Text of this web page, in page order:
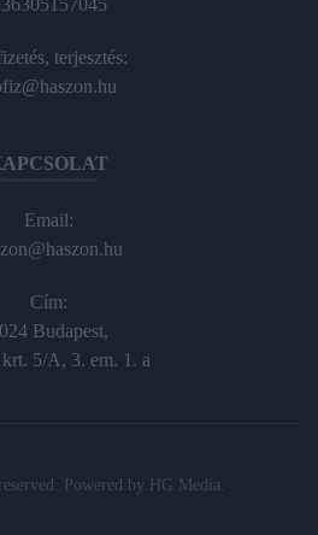
terjesztés:
Email:
Cím:
Budapest,
5/A, 3. em. 1. a
Powered by HG Media